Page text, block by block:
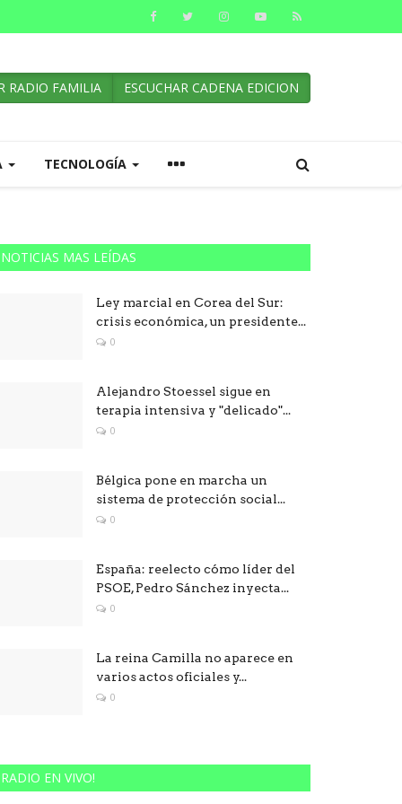
RADIO FAMILIA ESCUCHAR CADENA EDICION
TECNOLOGÍA
NOTICIAS MAS LEÍDAS
Ley marcial en Corea del Sur:
crisis económica, un presidente...
0
Alejandro Stoessel sigue en
terapia intensiva y "delicado"...
0
Bélgica pone en marcha un
sistema de protección social...
0
España: reelecto cómo líder del
PSOE, Pedro Sánchez inyecta...
0
La reina Camilla no aparece en
varios actos oficiales y...
0
RADIO EN VIVO!